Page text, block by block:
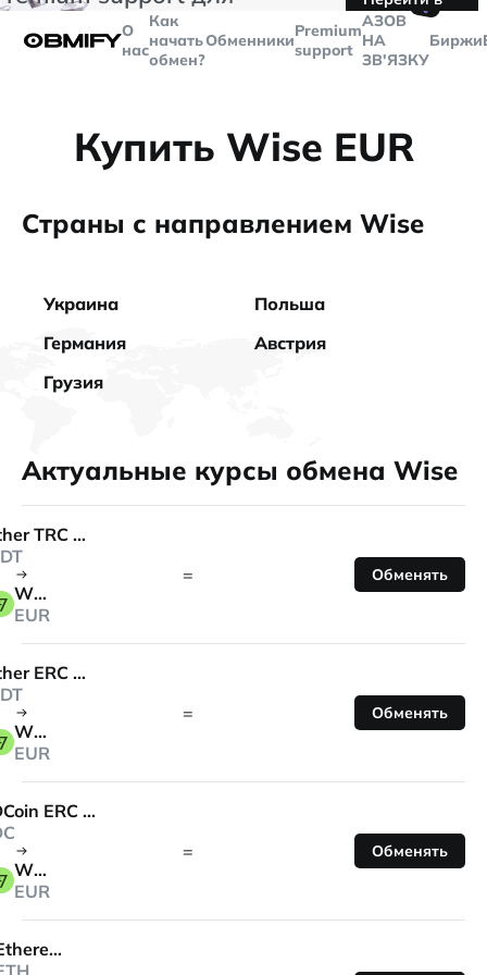
больше
$5000
Telegram
О
нас
Как
начать
обмен?
ОбменникиPremium
support
🤙
AЗОВ
НА
ЗВ'ЯЗКУ
Биржи
Купить Wise EUR
Страны с направлением Wise
Украина
Польша
Германия
Австрия
Грузия
Актуальные курсы обмена Wise
Tether TRC 20
Wise
EUR
= Обменять
Tether ERC 20
Wise
EUR
= Обменять
USDCoin ERC 20
Wise
EUR
= Обменять
Ethereum